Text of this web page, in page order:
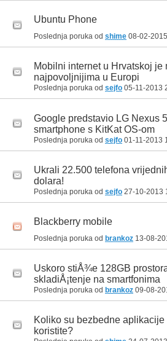
Ubuntu Phone
Poslednja poruka od shime 08-02-2015
Mobilni internet u Hrvatskoj je
najpovoljnijima u Europi
Poslednja poruka od sejfo 05-11-2013
Google predstavio LG Nexus
smartphone s KitKat OS-om
Poslednja poruka od sejfo 01-11-2013
Ukrali 22.500 telefona
dolara!
Poslednja poruka od sejfo 27-10-2013
Blackberry mobile
Poslednja poruka od brankoz 13-08-
Uskoro stiÅ¾e 128GB
skladiÅ¡tenje na smartfonima
Poslednja poruka od brankoz 09-08-
Koliko su bezbedne aplikacije
koristite?